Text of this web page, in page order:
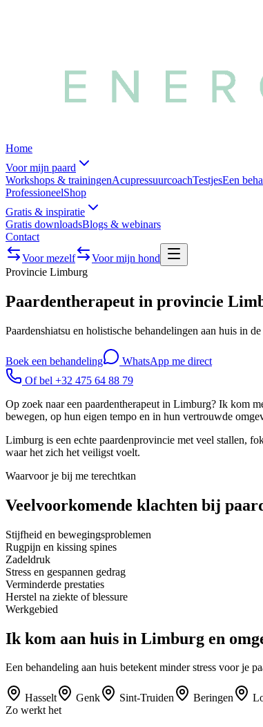
Home
Voor mijn paard
Workshops & trainingenAcupressuurcoachTestjesEen
ProfessioneelShop
Gratis & inspiratie
Gratis downloadsBlogs & webinars
Contact
Voor mezelf
Voor mijn hond
Provincie Limburg
Paardentherapeut in provincie
Paardenshiatsu en holistische behandelingen aan huis in
Boek een behandeling
WhatsApp me direct
Of bel +32 475 64 88 79
Op zoek naar een paardentherapeut in Limburg? Ik kom
bewegen, op hun eigen tempo en in hun vertrouwde
Limburg is een echte paardenprovincie met veel stallen,
waar het zich het veiligst voelt.
Waarvoor je bij me terechtkan
Veelvoorkomende klachten bij
Stijfheid en bewegingsproblemen
Rugpijn en kissing spines
Zadeldruk
Stress en gespannen gedrag
Verminderde prestaties
Herstel na ziekte of blessure
Werkgebied
Ik kom aan huis in Limburg en
Een behandeling aan huis betekent minder stress voor je
Hasselt Genk Sint-Truiden Beringen
Zo werkt het